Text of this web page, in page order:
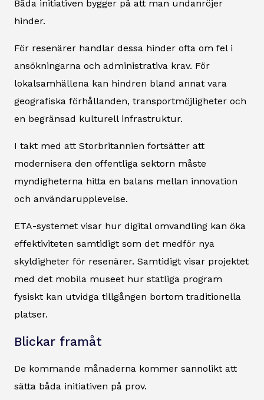
Båda initiativen bygger på att man undanröjer
hinder.
För resenärer handlar dessa hinder ofta om fel i
ansökningarna och administrativa krav. För
lokalsamhällena kan hindren bland annat vara
geografiska förhållanden, transportmöjligheter och
en begränsad kulturell infrastruktur.
I takt med att Storbritannien fortsätter att
modernisera den offentliga sektorn måste
myndigheterna hitta en balans mellan innovation
och användarupplevelse.
ETA-systemet visar hur digital omvandling kan öka
effektiviteten samtidigt som det medför nya
skyldigheter för resenärer. Samtidigt visar projektet
med det mobila museet hur statliga program
fysiskt kan utvidga tillgången bortom traditionella
platser.
Blickar framåt
De kommande månaderna kommer sannolikt att
sätta båda initiativen på prov.